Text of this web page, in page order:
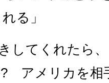
る」
してくれたら
アメリカを相